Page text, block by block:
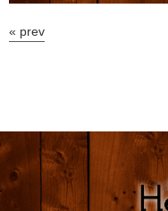
« prev